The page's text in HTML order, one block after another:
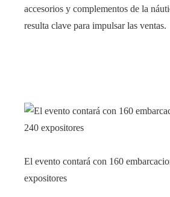
accesorios y complementos de la
resulta clave para impulsar las ventas.
El evento contará con 160
expositores